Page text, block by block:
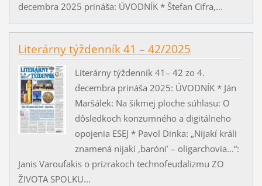
decembra 2025 prináša: ÚVODNÍK * Štefan Cifra,...
Literárny týždenník 41 – 42/2025
Literárny týždenník 41– 42 zo 4.
decembra prináša 2025: ÚVODNÍK * Ján
Maršálek: Na šikmej ploche súhlasu: O
dôsledkoch konzumného a digitálneho
opojenia ESEJ * Pavol Dinka: „Nijakí králi
znamená nijakí ,baróniʻ – oligarchovia...“:
Janis Varoufakis o prízrakoch technofeudalizmu ZO
ŽIVOTA SPOLKU...